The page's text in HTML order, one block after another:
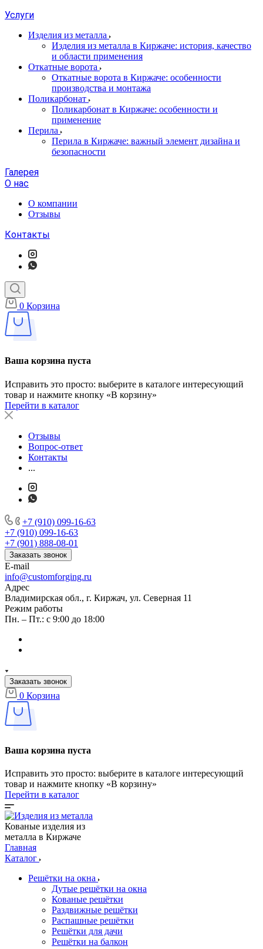
Услуги
Изделия из металла
Изделия из металла в Киржаче: история, качество
и области применения
Откатные ворота
Откатные ворота в Киржаче: особенности
производства и монтажа
Поликарбонат
Поликарбонат в Киржаче: особенности и
применение
Перила
Перила в Киржаче: важный элемент дизайна и
безопасности
Галерея
О нас
О компании
Отзывы
Контакты
0 Корзина
Ваша корзина пуста
Исправить это просто: выберите в каталоге интересующий
товар и нажмите кнопку «В корзину»
Перейти в каталог
Отзывы
Вопрос-ответ
Контакты
...
+7 (910) 099-16-63
+7 (910) 099-16-63
+7 (901) 888-08-01
Заказать звонок
E-mail
info@customforging.ru
Адрес
Владимирская обл., г. Киржач, ул. Северная 11
Режим работы
Пн. – Пт.: с 9:00 до 18:00
Заказать звонок
0 Корзина
Ваша корзина пуста
Исправить это просто: выберите в каталоге интересующий
товар и нажмите кнопку «В корзину»
Перейти в каталог
Кованые изделия из
металла в Киржаче
Главная
Каталог
Решётки на окна
Дутые решётки на окна
Кованые решётки
Раздвижные решётки
Распашные решётки
Решётки для дачи
Решётки на балкон